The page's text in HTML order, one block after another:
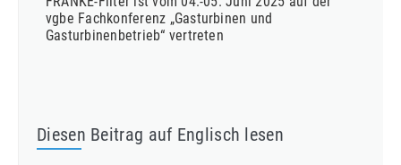
vgbe Fachkonferenz „Gasturbinen und
Gasturbinenbetrieb“ vertreten
Diesen Beitrag auf Englisch lesen